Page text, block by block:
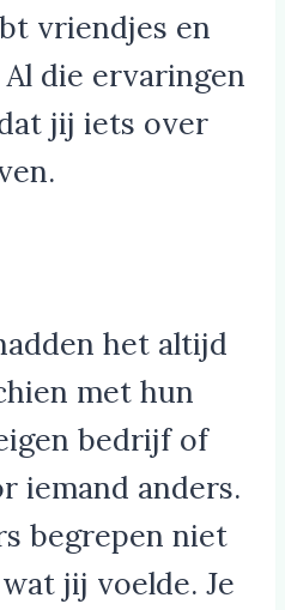
vriendjes en
die ervaringen
jij iets over
het altijd
met hun
bedrijf of
iemand anders.
begrepen niet
jij voelde. Je